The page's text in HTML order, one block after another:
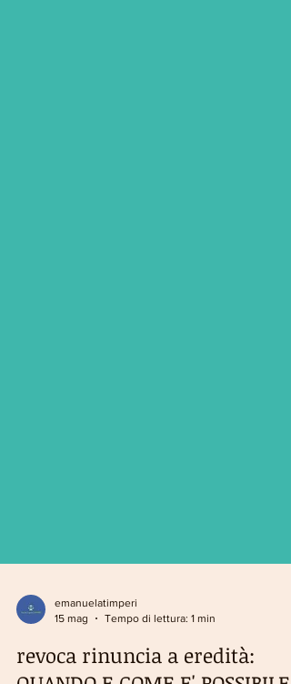
emanuelatimperi
15 mag
Tempo di lettura: 1 min